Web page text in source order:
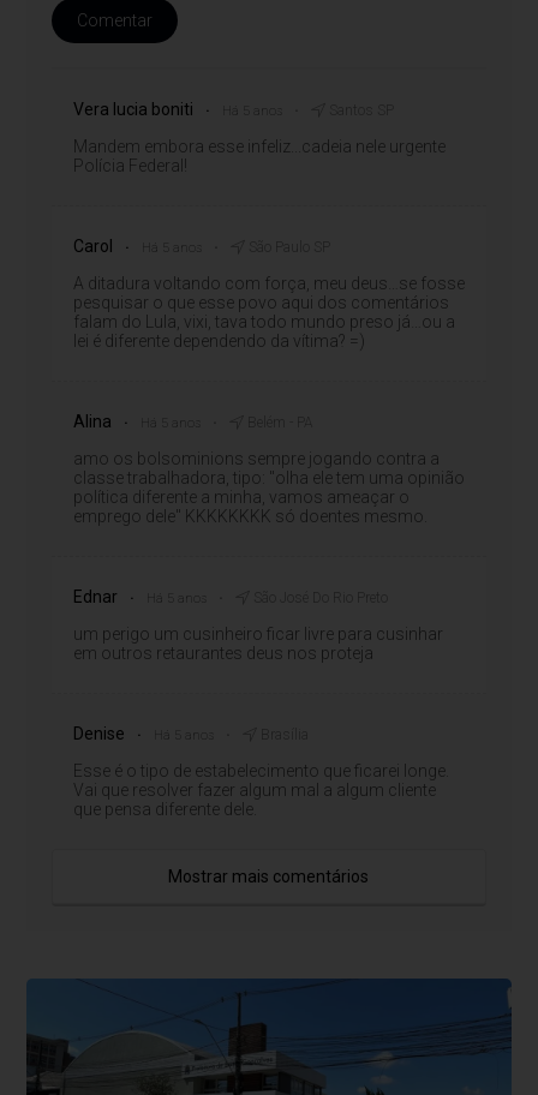
Comentar
Vera lucia boniti Há 5 anos
Mandem embora esse infeliz...cadeia nele urgente
Polícia Federal!
Carol Há 5 anos
A ditadura voltando com força, meu deus…se fosse
pesquisar o que esse povo aqui dos comentários
falam do Lula, vixi, tava todo mundo preso já…ou a
lei é diferente dependendo da vítima? =)
Alina Há 5 anos
amo os bolsominions sempre jogando contra a
classe trabalhadora, tipo: "olha ele tem uma opinião
política diferente a minha, vamos ameaçar o
emprego dele" KKKKKKKK só doentes mesmo.
Ednar Há 5 anos
um perigo um cusinheiro ficar livre para cusinhar
em outros retaurantes deus nos proteja
Denise Há 5 anos
Esse é o tipo de estabelecimento que ficarei longe.
Vai que resolver fazer algum mal a algum cliente
que pensa diferente dele.
Mostrar mais comentários